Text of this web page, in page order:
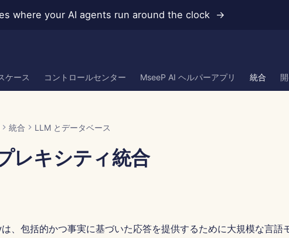
where your AI agents run around the clock →
ケース コントロールセンター MseeP AI ヘルパーアプリ 統合
統合 LLM とデータベース
レキシティ統合
、包括的かつ事実に基づいた応答を提供するために大規模な言語